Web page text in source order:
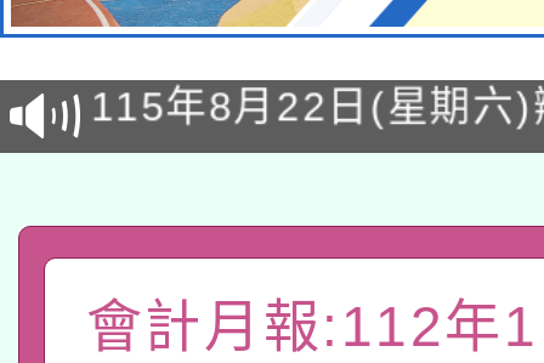
轉知經濟部水利署委託
業技術研究院辦理「
用水績優單位及節水達
動」
115年8月22日(星期六
桃園市孔廟祈福系列
開 智慧啟航」
2026年桃園地景藝術
轉知教育部國民及學前
國立臺灣師範大學辦理
函轉國家教育研究院中
會計月報:112年